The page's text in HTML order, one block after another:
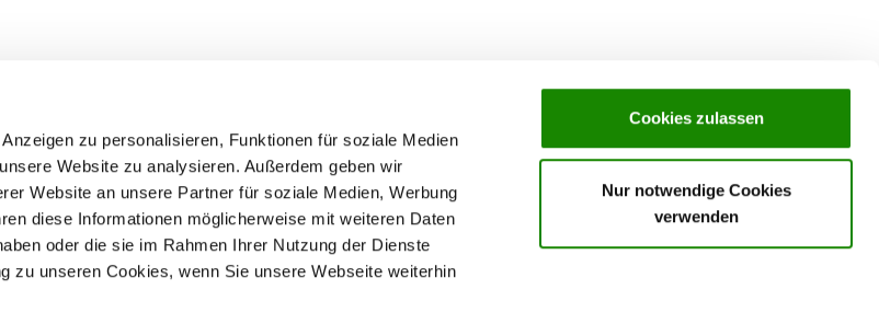
zu personalisieren, Funktionen für soziale Medien
Website zu analysieren. Außerdem geben wir
Website an unsere Partner für soziale Medien, Werbung
diese Informationen möglicherweise mit weiteren Daten
oder die sie im Rahmen Ihrer Nutzung der Dienste
zu unseren Cookies, wenn Sie unsere Webseite weiterhin
Cookies zulassen
Nur notwendige Cookies
verwenden
Events
Association's main events
Supra-regional events VDH/FCI
Service
Become a member
Paymentsystem